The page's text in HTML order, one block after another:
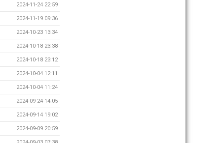
2024-11-24 22:59
2024-11-19 09:36
2024-10-23 13:34
2024-10-18 23:38
2024-10-18 23:12
2024-10-04 12:11
2024-10-04 11:24
2024-09-24 14:05
2024-09-14 19:02
2024-09-09 20:59